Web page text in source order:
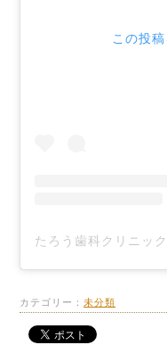
この投
たろう歯科クリニック
カテゴリー： 未分類